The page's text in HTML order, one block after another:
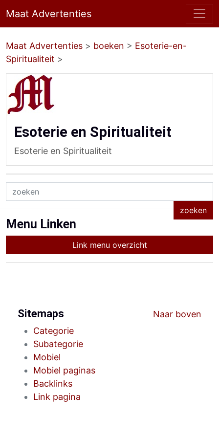
Maat Advertenties
Maat Advertenties > boeken > Esoterie-en-
Spiritualiteit >
Esoterie en Spiritualiteit
Esoterie en Spiritualiteit
Menu Linken
Link menu overzicht
Naar boven
Sitemaps
Categorie
Subategorie
Mobiel
Mobiel paginas
Backlinks
Link pagina